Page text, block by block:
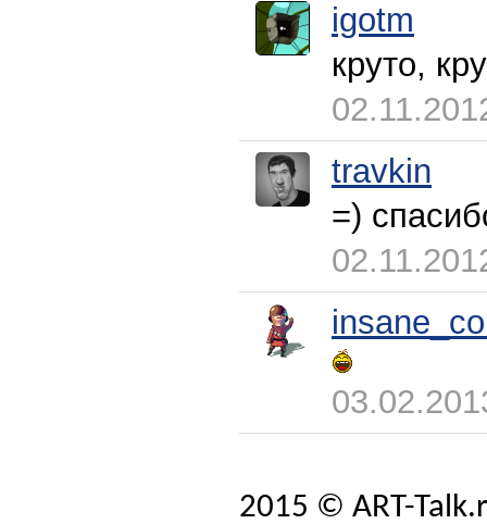
igotm
круто,
travkin
=)
2015 © ART-